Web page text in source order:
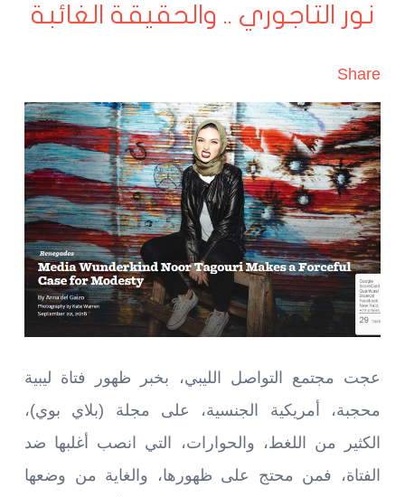
نور التاجوري .. والحقيقة الغائبة
Share
عجت مجتمع التواصل الليبي، بخبر ظهور فتاة ليبية
محجبة، أمريكية الجنسية، على مجلة (بلاي بوي)،
الكثير من اللغط، والحوارات، التي انصب أغلبها ضد
الفتاة، فمن محتج على ظهورها، والغاية من وضعها